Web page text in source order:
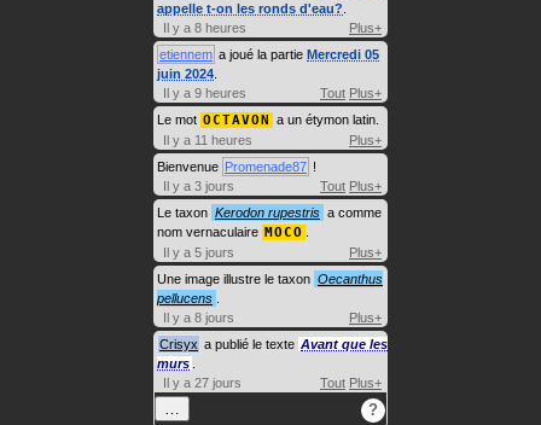
appelle t-on les ronds d'eau?
Il y a 8 heures
Plus+
etiennem a joué la partie Mercredi 05
juin 2024
Il y a 9 heures
Tout Plus+
Le mot OCTAVON a un étymon latin.
Il y a 11 heures
Plus+
Bienvenue Promenade87 !
Il y a 3 jours
Tout Plus+
Le taxon Kerodon rupestris a comme
nom vernaculaire MOCO
Il y a 5 jours
Plus+
Une image illustre le taxon Oecanthus
pellucens
Il y a 8 jours
Plus+
Crisyx a publié le texte Avant que les
murs
Il y a 27 jours
Tout Plus+
… ?